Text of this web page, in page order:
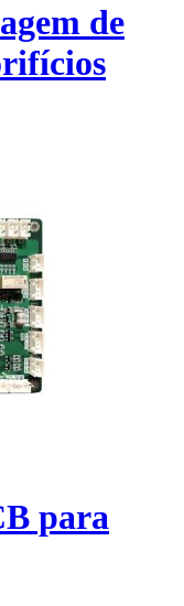
de
para